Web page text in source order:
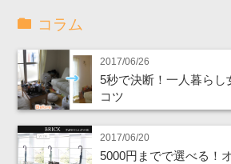
コラム
2017/06/26
5秒で決断！一人暮らし
コツ
2017/06/20
5000円までで選べる！